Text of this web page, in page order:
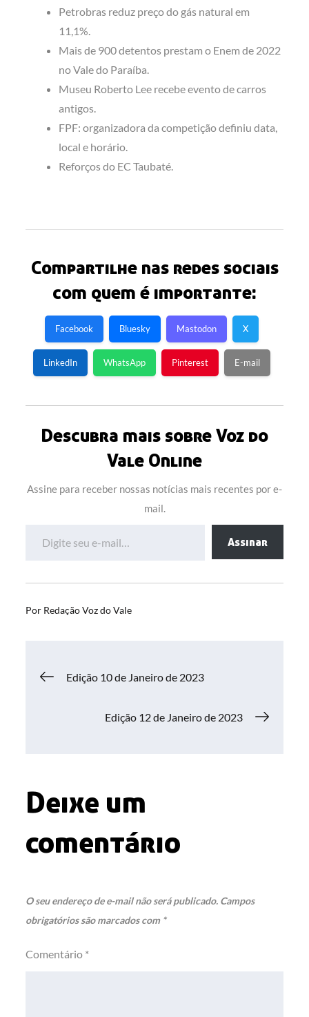
Petrobras reduz preço do gás natural em
11,1%.
Mais de 900 detentos prestam o Enem de 2022
no Vale do Paraíba.
Museu Roberto Lee recebe evento de carros
antigos.
FPF: organizadora da competição definiu data,
local e horário.
Reforços do EC Taubaté.
Compartilhe nas redes sociais
com quem é importante:
Facebook Bluesky Mastodon X
LinkedIn WhatsApp Pinterest E-mail
Descubra mais sobre Voz do
Vale Online
Assine para receber nossas notícias mais recentes por e-
mail.
Assinar
Por Redação Voz do Vale
Navegação
Edição 10 de Janeiro de 2023
Edição 12 de Janeiro de 2023
Deixe um
comentário
O seu endereço de e-mail não será publicado. Campos
obrigatórios são marcados com *
Comentário *